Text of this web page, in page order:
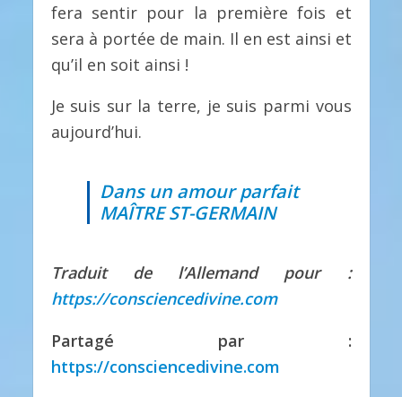
fera sentir pour la première fois et
sera à portée de main. Il en est ainsi et
qu’il en soit ainsi !
Je suis sur la terre, je suis parmi vous
aujourd’hui.
Dans un amour parfait
MAÎTRE ST-GERMAIN
Traduit de l’Allemand pour :
https://consciencedivine.com
Partagé par :
https://consciencedivine.com